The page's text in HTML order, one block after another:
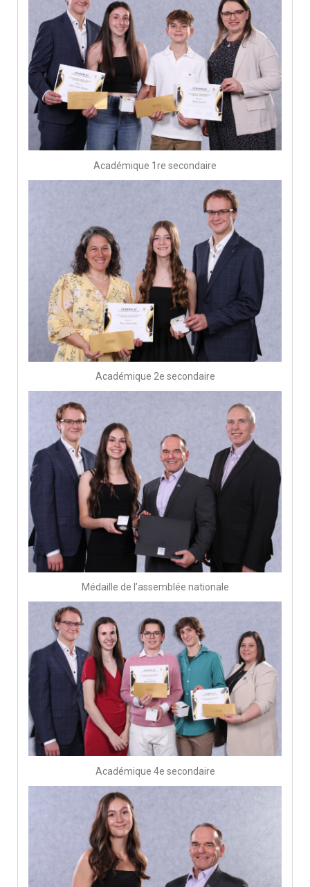
Académique 1re secondaire
Académique 2e secondaire
Médaille de l’assemblée nationale
Académique 4e secondaire